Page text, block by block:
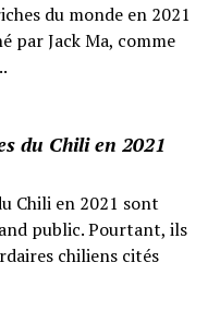
du monde en 2021
par Jack Ma, comme
du Chili en 2021
Chili en 2021 sont
public. Pourtant, ils
chiliens cités